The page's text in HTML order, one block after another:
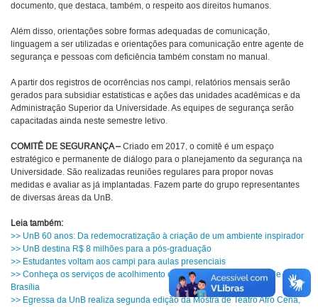
documento, que destaca, também, o respeito aos direitos humanos.
Além disso, orientações sobre formas adequadas de comunicação,
linguagem a ser utilizadas e orientações para comunicação entre agente de
segurança e pessoas com deficiência também constam no manual.
A partir dos registros de ocorrências nos campi, relatórios mensais serão
gerados para subsidiar estatísticas e ações das unidades acadêmicas e da
Administração Superior da Universidade. As equipes de segurança serão
capacitadas ainda neste semestre letivo.
COMITÊ DE SEGURANÇA –Criado em 2017, o comitê é um espaço
estratégico e permanente de diálogo para o planejamento da segurança na
Universidade. São realizadas reuniões regulares para propor novas
medidas e avaliar as já implantadas. Fazem parte do grupo representantes
de diversas áreas da UnB.
Leia também:
>> UnB 60 anos: Da redemocratização à criação de um ambiente inspirador
>> UnB destina R$ 8 milhões para a pós-graduação
>> Estudantes voltam aos campi para aulas presenciais
>> Conheça os serviços de acolhimento oferecidos pela Universidade de
Brasília
>> Egressa da UnB realiza segunda edição da Mostra de Teatro Afro Cena,